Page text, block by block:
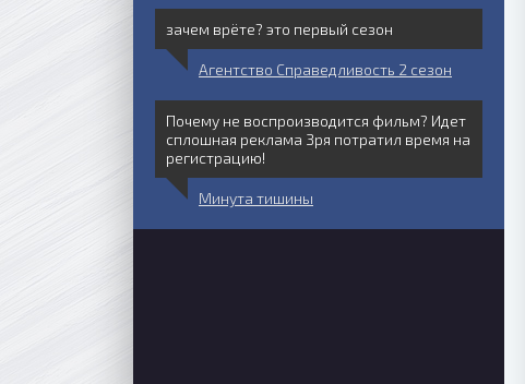
зачем врёте? это первый сезон
Агентство Справедливость 2 сезон
Почему не воспроизводится фильм? Идет
сплошная реклама Зря потратил время на
регистрацию!
Минута тишины